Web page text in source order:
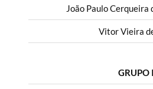
João Paulo Cerqueira
Vitor Vieira
GRUPO